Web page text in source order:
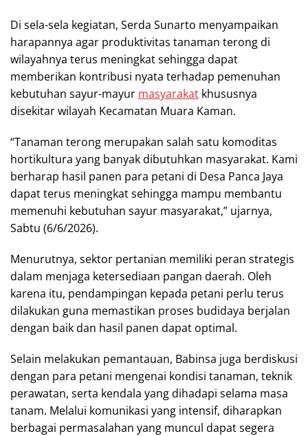
Di sela-sela kegiatan, Serda Sunarto menyampaikan
harapannya agar produktivitas tanaman terong di
wilayahnya terus meningkat sehingga dapat
memberikan kontribusi nyata terhadap pemenuhan
kebutuhan sayur-mayur masyarakat khususnya
disekitar wilayah Kecamatan Muara Kaman.
“Tanaman terong merupakan salah satu komoditas
hortikultura yang banyak dibutuhkan masyarakat. Kami
berharap hasil panen para petani di Desa Panca Jaya
dapat terus meningkat sehingga mampu membantu
memenuhi kebutuhan sayur masyarakat,” ujarnya,
Sabtu (6/6/2026).
Menurutnya, sektor pertanian memiliki peran strategis
dalam menjaga ketersediaan pangan daerah. Oleh
karena itu, pendampingan kepada petani perlu terus
dilakukan guna memastikan proses budidaya berjalan
dengan baik dan hasil panen dapat optimal.
Selain melakukan pemantauan, Babinsa juga berdiskusi
dengan para petani mengenai kondisi tanaman, teknik
perawatan, serta kendala yang dihadapi selama masa
tanam. Melalui komunikasi yang intensif, diharapkan
berbagai permasalahan yang muncul dapat segera